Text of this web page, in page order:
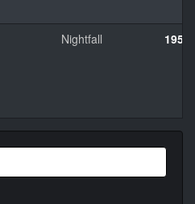
Nightfall 1957